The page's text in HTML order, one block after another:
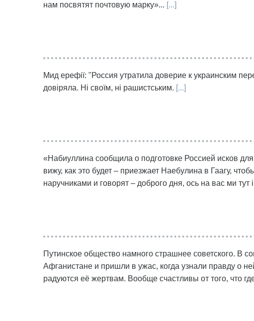
нам посвятят почтовую марку»... [...]
Мид ерефії: "Россия утратила доверие к украинским
довіряла. Ні своїм, ні рашистським. [...]
«Набиуллина сообщила о подготовке Россией исков
вижу, как это будет – приезжает Наебулина в Гаагу,
наручниками и говорят – доброго дня, ось на вас ми тут
Путинское общество намного страшнее советского. В
Афганистане и пришли в ужас, когда узнали правду о
радуются её жертвам. Вообще счастливы от того, что